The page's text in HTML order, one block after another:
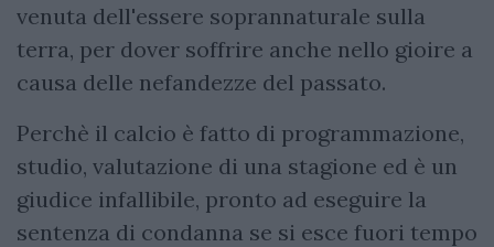
venuta dell'essere soprannaturale sulla
terra, per dover soffrire anche nello gioire a
causa delle nefandezze del passato.
Perchè il calcio è fatto di programmazione,
studio, valutazione di una stagione ed è un
giudice infallibile, pronto ad eseguire la
sentenza di condanna se si esce fuori tempo